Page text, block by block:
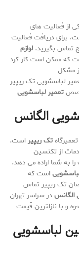
از فعالیت های
برای دریافت فعالیت
تماس بگیرید. لوازم
که ممکن است کار کرد
مشکل
لباسشویی تک ریپیر
تعمیر لباسشویی
الگانس
تک ریپیراست.
از تکنسین
به شما اراده می دهد.
است که
تک ریپیر تماس
الگانس در سراسر تهران
و با نازلترین قیمت
لباسشویی